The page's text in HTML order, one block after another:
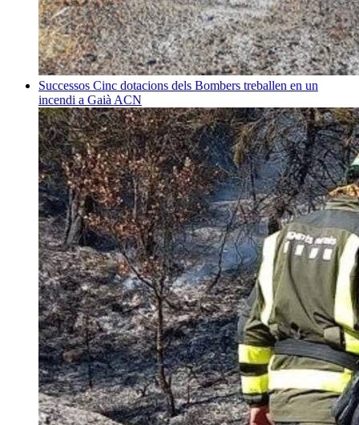
Successos Cinc dotacions dels Bombers treballen en un
incendi a Gaià ACN